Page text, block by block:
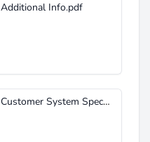
Info.pdf
Fujitsu Focus 960 Customer System Spec Issue 1 Volume 1 Oct 1986.pdf